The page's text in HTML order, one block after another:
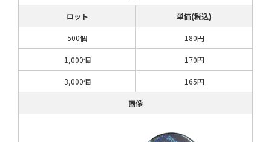
ロット 単価(税込)
500個 180円
1,000個 170円
3,000個 165円
画像